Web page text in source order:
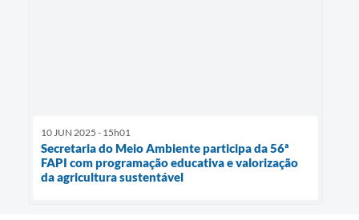
10 JUN 2025 - 15h01
Secretaria do Meio Ambiente participa da 56ª
FAPI com programação educativa e valorização
da agricultura sustentável